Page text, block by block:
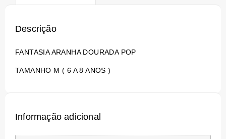
Descrição
FANTASIA ARANHA DOURADA POP
TAMANHO M ( 6 A 8 ANOS )
Informação adicional